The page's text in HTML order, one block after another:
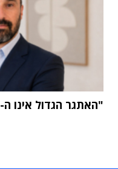
"האתגר הגדול אינו ה-AI אלא הטמעתה בארגון"